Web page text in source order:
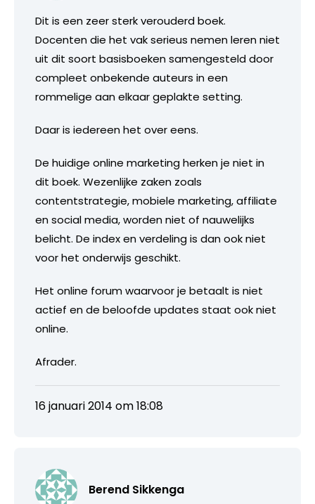
Dit is een zeer sterk verouderd boek.
Docenten die het vak serieus nemen leren niet
uit dit soort basisboeken samengesteld door
compleet onbekende auteurs in een
rommelige aan elkaar geplakte setting.
Daar is iedereen het over eens.
De huidige online marketing herken je niet in
dit boek. Wezenlijke zaken zoals
contentstrategie, mobiele marketing, affiliate
en social media, worden niet of nauwelijks
belicht. De index en verdeling is dan ook niet
voor het onderwijs geschikt.
Het online forum waarvoor je betaalt is niet
actief en de beloofde updates staat ook niet
online.
Afrader.
16 januari 2014 om 18:08
Berend Sikkenga